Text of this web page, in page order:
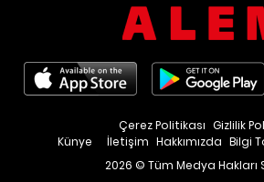
Künye İletişim Hakkımızda Bilgi
Çerez Politikası Gizlilik
2026 © Tüm Medya Hakları